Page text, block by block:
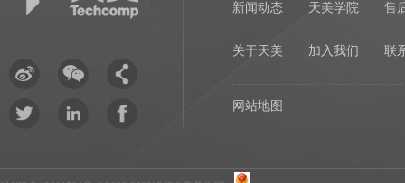
新闻动态 天美学院 售
关于天美 加入我们 联
网站地图